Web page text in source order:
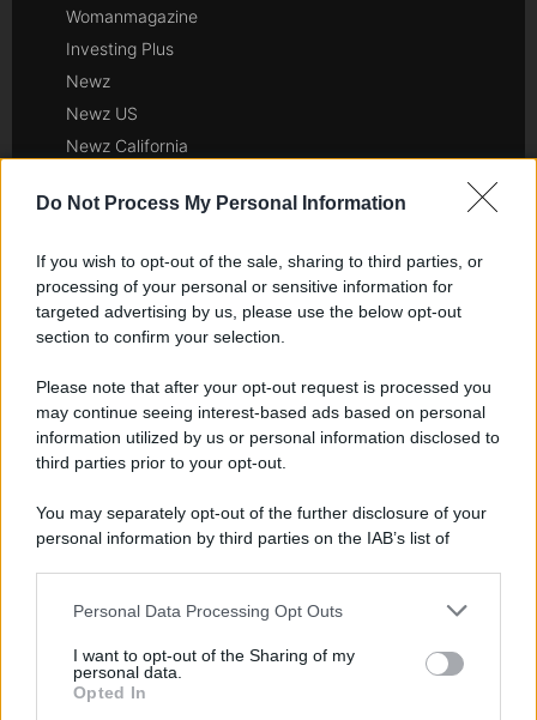
Do Not Process My Personal Information
If you wish to opt-out of the sale, sharing to third parties, or
processing of your personal or sensitive information for
targeted advertising by us, please use the below opt-out
section to confirm your selection.
Please note that after your opt-out request is processed you
may continue seeing interest-based ads based on personal
information utilized by us or personal information disclosed to
third parties prior to your opt-out.
You may separately opt-out of the further disclosure of your
personal information by third parties on the IAB’s list of
This information may also be disclosed by us to third parties
disclose it to other third parties.
Please note that this website/app uses one or more Google
Personal Data Processing Opt Outs
I want to opt-out of the Sharing of my
personal data.
Opted In
Womanmagazine
Investing Plus
Newz
Newz US
Newz California
Newz Florida
Newz Pennsylvania
Newz Illinois
Newz Ohio
Hig Tech Mag
Scoop Mag
Lgbtqia News
Day Travel 365